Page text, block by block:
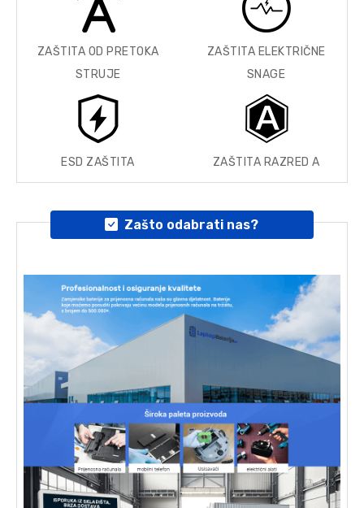
ZAŠTITA OD PRETOKA
STRUJE
ZAŠTITA ELEKTRIČNE
SNAGE
ESD ZAŠTITA ZAŠTITA RAZRED A
Zašto odabrati nas?